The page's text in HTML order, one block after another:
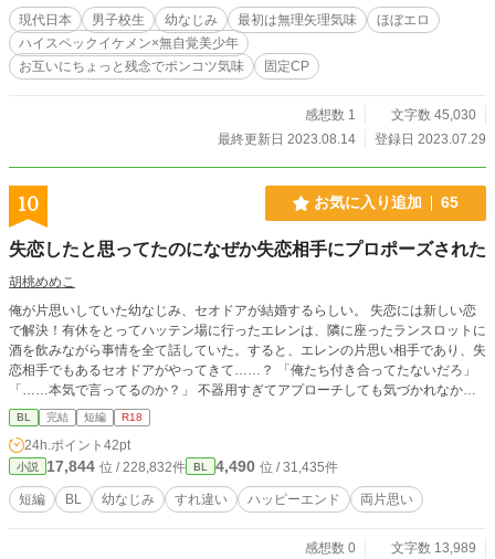
コを咥えていたのは幼なじみの瀬名 樹(せな いつき)だった。 ーーーーーーーー
ー タイトルそのまんまです！ R18には＊を付けます。て、ほぼ付いてますね
w 三万字くらいの短編です(番外編を入れると四万字くらい？)。勢いだけで書き
ました。
現代日本 男子校生 幼なじみ 最初は無理矢理気味
ほぼエロ
ハイスペックイケメン×無自覚美少年
お互いにちょっと残念でポンコツ気味
固定CP
感想数 1
文字数 45,030
最終更新日 2023.08.14
登録日 2023.07.29
10 お気に入り追加 65
失恋したと思ってたのになぜか失恋相手にプロポーズされた
胡桃めめこ
俺が片思いしていた幼なじみ、セオドアが結婚するらしい。 失恋には新しい恋
で解決！有休をとってハッテン場に行ったエレンは、隣に座ったランスロットに
酒を飲みながら事情を全て話していた。すると、エレンの片思い相手であり、失
恋相手でもあるセオドアがやってきて……？ 「俺たち付き合ってたないだろ」
「……本気で言ってるのか？」 不器用すぎてアプローチしても気づかれなかっ
た攻め×叶わない恋を諦めようと他の男抱かれようとした受け ※受けが酔っ払っ
てるシーンではひらがな表記や子供のような発言をします
BL 完結 短編 R18
24h.ポイント 42pt
小説 17,844 位 / 228,832件 BL 4,490 位 / 31,435件
短編 BL 幼なじみ すれ違い ハッピーエンド 両片思い
感想数 0
文字数 13,989